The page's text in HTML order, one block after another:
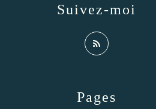
Pages
Suivez-moi